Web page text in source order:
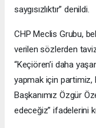
saygısızlıktır” denildi.
CHP Meclis Grubu,
verilen sözlerden
“Keçiören’i daha
yapmak için partimiz,
Başkanımız Özgür
edeceğiz” ifadelerini